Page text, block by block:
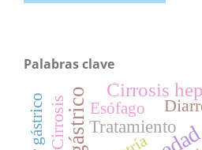
Palabras clave
Cirrosis
Tratamiento
Cirrosis Esófago